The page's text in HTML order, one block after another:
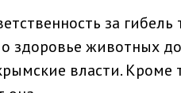
за гибель
здоровье животных
власти. Кроме